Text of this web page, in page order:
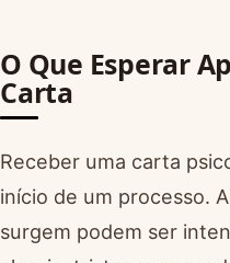
O Que Esperar
Carta
Receber uma carta
início de um processo.
surgem podem ser